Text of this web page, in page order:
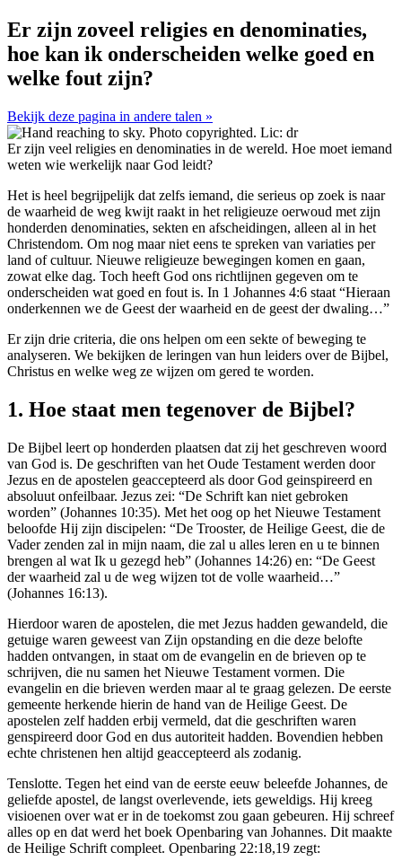
Er zijn zoveel religies en denominaties,
hoe kan ik onderscheiden welke goed en
welke fout zijn?
Bekijk deze pagina in andere talen »
Er zijn veel religies en denominaties in de wereld. Hoe moet iemand
weten wie werkelijk naar God leidt?
Het is heel begrijpelijk dat zelfs iemand, die serieus op zoek is naar
de waarheid de weg kwijt raakt in het religieuze oerwoud met zijn
honderden denominaties, sekten en afscheidingen, alleen al in het
Christendom. Om nog maar niet eens te spreken van variaties per
land of cultuur. Nieuwe religieuze bewegingen komen en gaan,
zowat elke dag. Toch heeft God ons richtlijnen gegeven om te
onderscheiden wat goed en fout is. In 1 Johannes 4:6 staat “Hieraan
onderkennen we de Geest der waarheid en de geest der dwaling…”
Er zijn drie criteria, die ons helpen om een sekte of beweging te
analyseren. We bekijken de leringen van hun leiders over de Bijbel,
Christus en welke weg ze wijzen om gered te worden.
1. Hoe staat men tegenover de Bijbel?
De Bijbel leert op honderden plaatsen dat zij het geschreven woord
van God is. De geschriften van het Oude Testament werden door
Jezus en de apostelen geaccepteerd als door God geinspireerd en
absoluut onfeilbaar. Jezus zei: “De Schrift kan niet gebroken
worden” (Johannes 10:35). Met het oog op het Nieuwe Testament
beloofde Hij zijn discipelen: “De Trooster, de Heilige Geest, die de
Vader zenden zal in mijn naam, die zal u alles leren en u te binnen
brengen al wat Ik u gezegd heb” (Johannes 14:26) en: “De Geest
der waarheid zal u de weg wijzen tot de volle waarheid…”
(Johannes 16:13).
Hierdoor waren de apostelen, die met Jezus hadden gewandeld, die
getuige waren geweest van Zijn opstanding en die deze belofte
hadden ontvangen, in staat om de evangelin en de brieven op te
schrijven, die nu samen het Nieuwe Testament vormen. Die
evangelin en die brieven werden maar al te graag gelezen. De eerste
gemeente herkende hierin de hand van de Heilige Geest. De
apostelen zelf hadden erbij vermeld, dat die geschriften waren
genspireerd door God en dus autoriteit hadden. Bovendien hebben
echte christenen hen altijd geaccepteerd als zodanig.
Tenslotte. Tegen het eind van de eerste eeuw beleefde Johannes, de
geliefde apostel, de langst overlevende, iets geweldigs. Hij kreeg
visioenen over wat er in de toekomst zou gaan gebeuren. Hij schreef
alles op en dat werd het boek Openbaring van Johannes. Dit maakte
de Heilige Schrift compleet. Openbaring 22:18,19 zegt: